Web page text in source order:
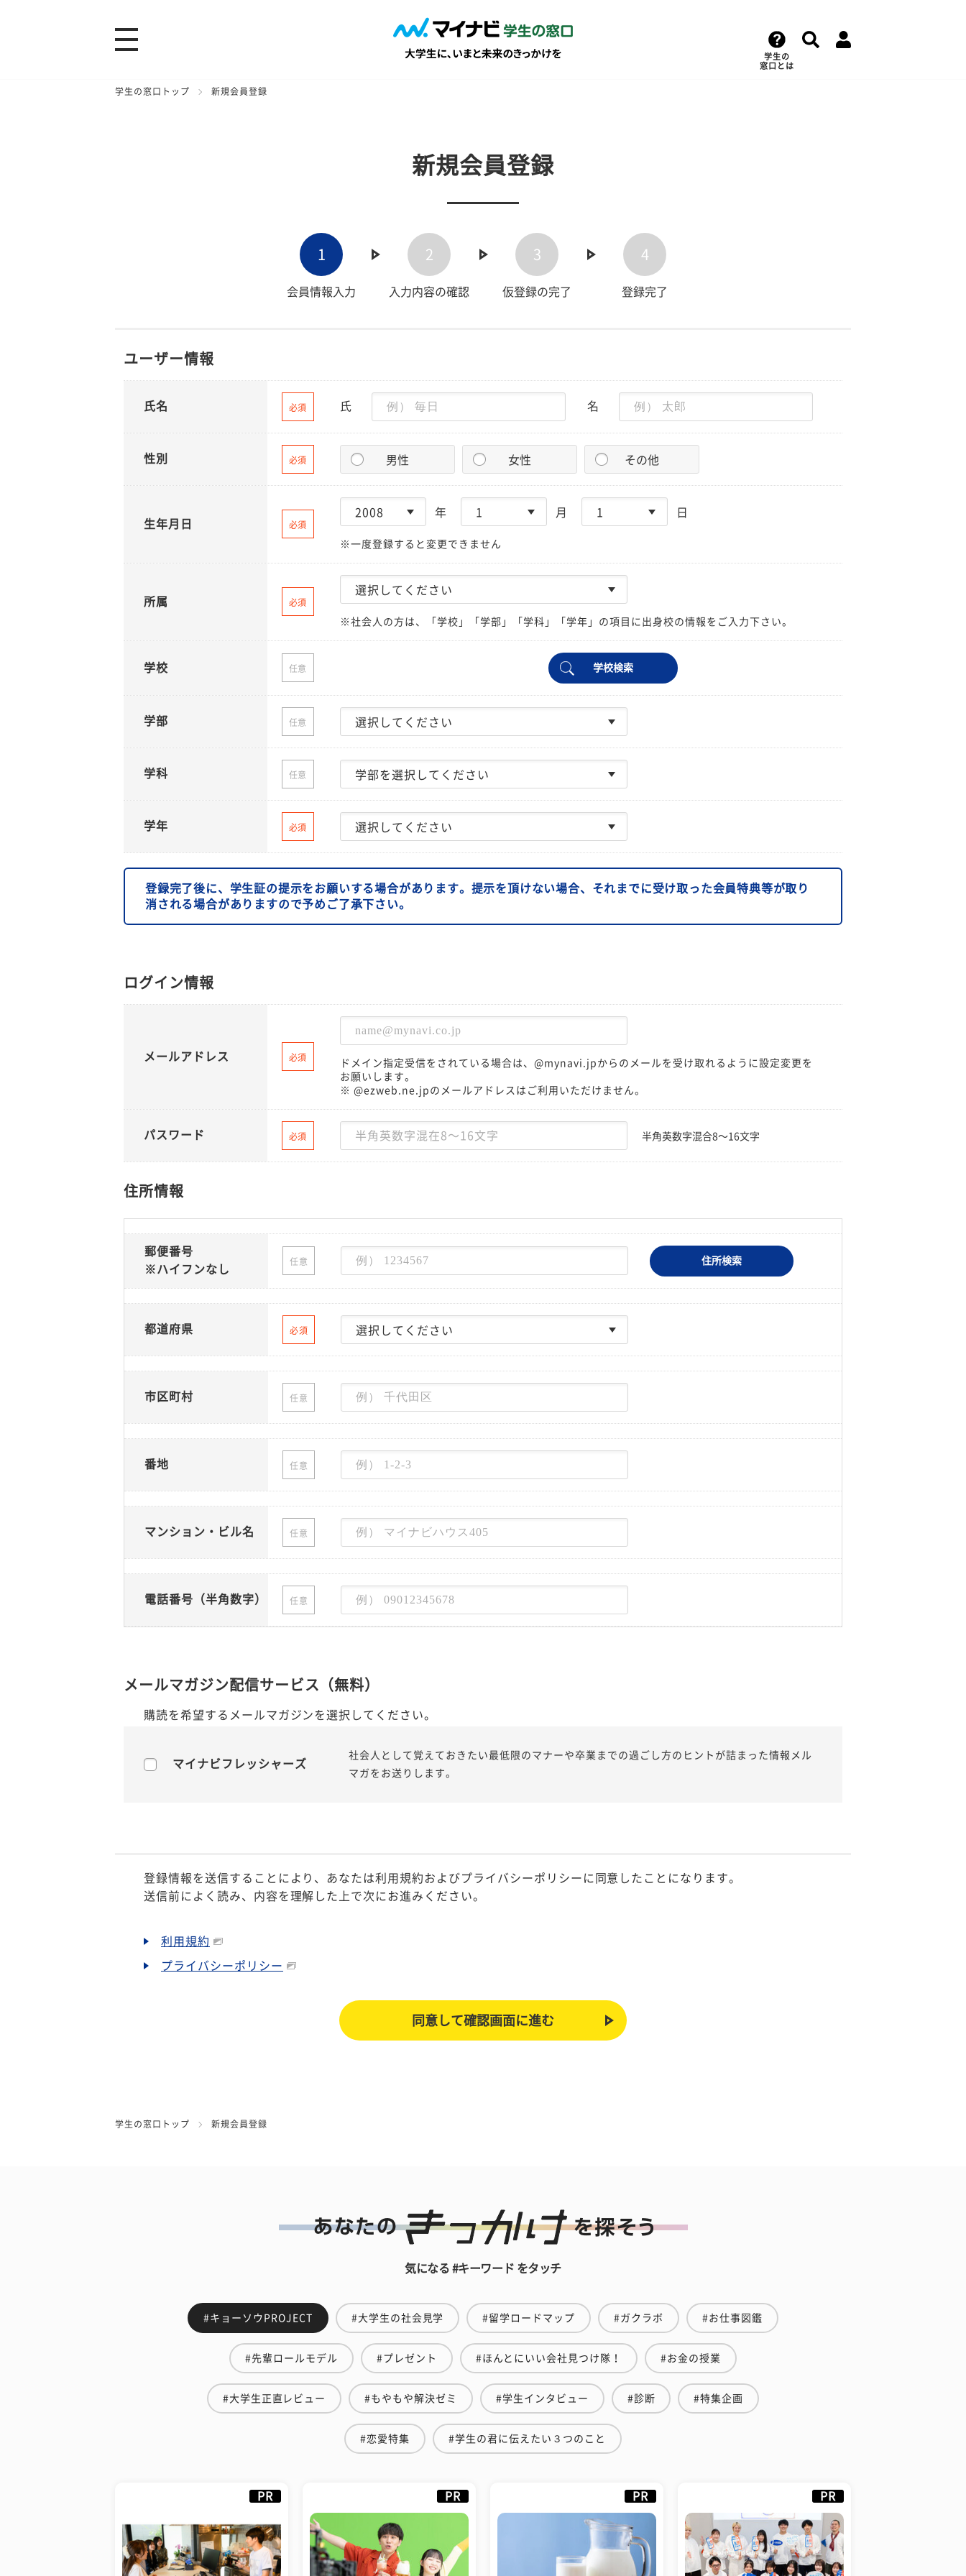
学生の
窓口とは
学生の窓口トップ 新規会員登録
新規会員登録
1
会員情報入力
2
入力内容の確認
3
仮登録の完了
4
登録完了
ユーザー情報
氏名 必須 氏 名
性別 必須 男性 女性 その他
生年月日 必須
年 月 日
※一度登録すると変更できません
所属 必須
※社会人の方は、「学校」「学部」「学科」「学年」の項目に出身校の情報をご入力下さい。
学校 任意 学校検索
学部 任意
学科 任意
学年 必須
登録完了後に、学生証の提示をお願いする場合があります。提示を頂けない場合、それまでに受け取った会員特典等が取り
消される場合がありますので予めご了承下さい。
ログイン情報
メールアドレス 必須
ドメイン指定受信をされている場合は、@mynavi.jpからのメールを受け取れるように設定変更を
お願いします。
※ @ezweb.ne.jpのメールアドレスはご利用いただけません。
パスワード 必須 半角英数字混合8〜16文字
住所情報
郵便番号
※ハイフンなし
任意 住所検索
都道府県 必須
市区町村 任意
番地 任意
マンション・ビル名 任意
電話番号（半角数字） 任意
メールマガジン配信サービス（無料）
購読を希望するメールマガジンを選択してください。
マイナビフレッシャーズ
社会人として覚えておきたい最低限のマナーや卒業までの過ごし方のヒントが詰まった情報メル
マガをお送りします。
登録情報を送信することにより、あなたは利用規約およびプライバシーポリシーに同意したことになります。
送信前によく読み、内容を理解した上で次にお進みください。
利用規約
プライバシーポリシー
学生の窓口トップ 新規会員登録
気になる #キーワード をタッチ
#キョーソウPROJECT #大学生の社会見学 #留学ロードマップ #ガクラボ #お仕事図鑑
#先輩ロールモデル #プレゼント #ほんとにいい会社見つけ隊！ #お金の授業
#大学生正直レビュー #もやもや解決ゼミ #学生インタビュー #診断 #特集企画
#恋愛特集 #学生の君に伝えたい３つのこと
PR PR PR PR